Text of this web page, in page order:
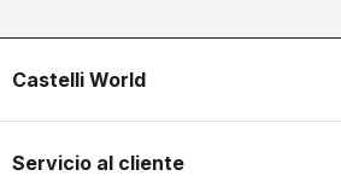
Castelli World
Servicio al cliente